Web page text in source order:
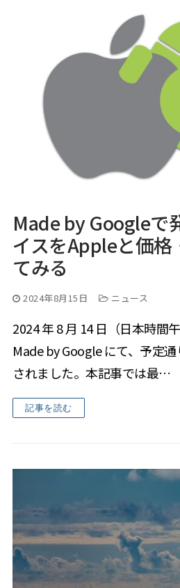
Made by Googleで
イスをAppleと価格
てみる
2024年8月15日 ニュース
2024 年 8 月 14 日（日本時間
Made by Google にて、予定
されました。本記事では最…
記事を読む